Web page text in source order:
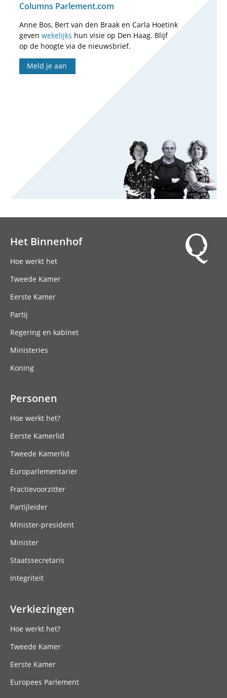
Columns Parlement.com
Anne Bos, Bert van den Braak en Carla Hoetink
geven wekelijks hun visie op Den Haag. Blijf
op de hoogte via de nieuwsbrief.
Meld je aan
Het Binnenhof
Hoe werkt het
Tweede Kamer
Eerste Kamer
Partij
Regering en kabinet
Ministeries
Koning
Personen
Hoe werkt het?
Eerste Kamerlid
Tweede Kamerlid
Europarlementariër
Fractievoorzitter
Partijleider
Minister-president
Minister
Staatssecretaris
Integriteit
Verkiezingen
Hoe werkt het?
Tweede Kamer
Eerste Kamer
Europees Parlement